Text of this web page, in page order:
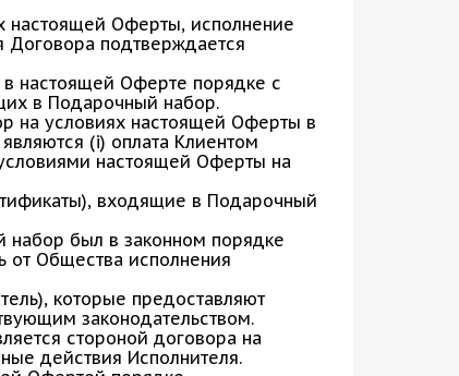
настоящей Оферты, исполнение
Договора подтверждается
настоящей Оферте порядке с
в Подарочный набор.
на условиях настоящей Оферты в
(i) оплата Клиентом
настоящей Оферты на
входящие в Подарочный
был в законном порядке
от Общества исполнения
которые предоставляют
законодательством.
стороной договора на
действия Исполнителя.